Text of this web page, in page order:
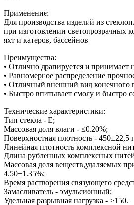
Применение:
Для производства изделий из
при изготовлении светопрозрачных
яхт и катеров, бассейнов.
Преимущества:
• Отлично драпируется и принимает
• Равномерное распределение
• Отличный внешний вид конечного
• Быстро впитывает смолу и быстро
Технические характеристики:
Тип стекла - Е;
Массовая доля влаги - ≤0.20%;
Поверхностная плотность - 450±22,5
Линейная плотность комплексной
Длина рубленных комплексных
Массовая доля веществ,удаляемых
4.50±1.35%;
Время растворения связующего
Замасливатель - эмульсионный;
Удельная разрывная нагрузка - >150.